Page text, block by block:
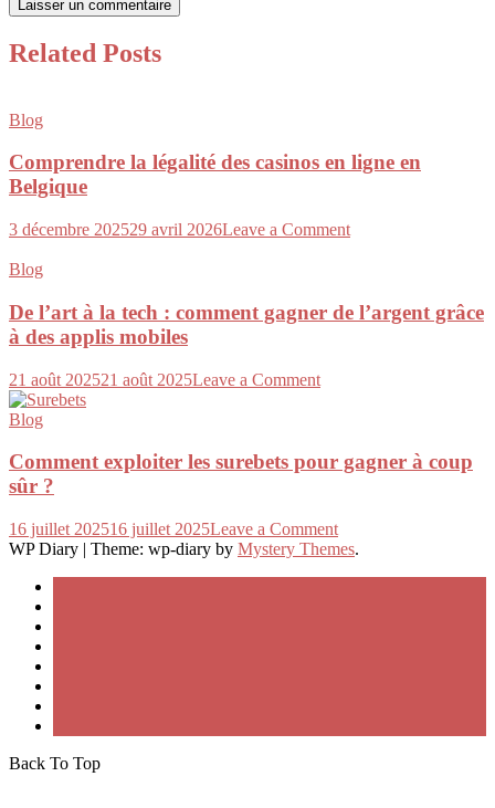
Related Posts
Blog
Comprendre la légalité des casinos en ligne en
Belgique
3 décembre 202529 avril 2026Leave a Commenton
des
casinos
Blog
De l’art à la tech : comment gagner de l’argent grâce
à des applis mobiles
21 août 202521 août 2025Leave a Commenton
la
tech
gagner
de
l’argent
Blog
Comment exploiter les surebets pour gagner à coup
sûr ?
16 juillet 202516 juillet 2025Leave a Commenton
Comment
WP Diary | Theme: wp-diary by Mystery Themes.
Back To Top